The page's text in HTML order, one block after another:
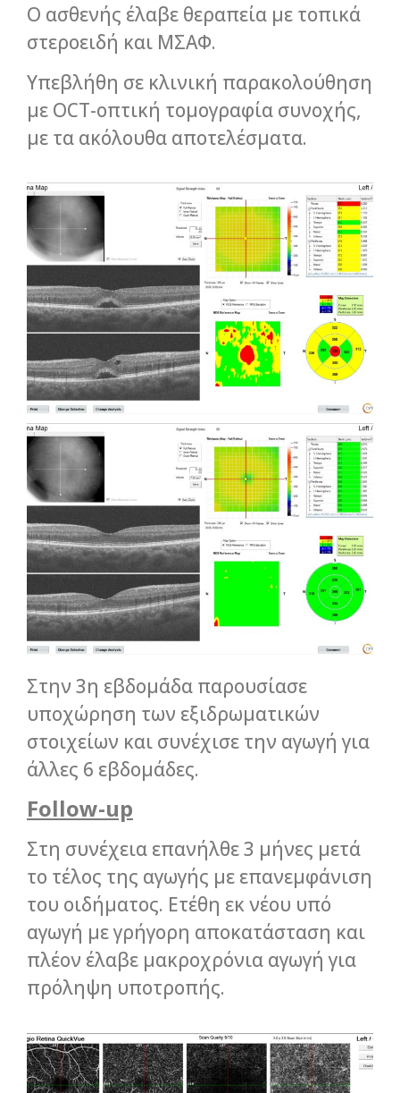
Ο ασθενής έλαβε θεραπεία με τοπικά
στεροειδή και ΜΣΑΦ.
Υπεβλήθη σε κλινική παρακολούθηση
με OCT-οπτική τομογραφία συνοχής,
με τα ακόλουθα αποτελέσματα.
Στην 3η εβδομάδα παρουσίασε
υποχώρηση των εξιδρωματικών
στοιχείων και συνέχισε την αγωγή για
άλλες 6 εβδομάδες.
Follow-up
Στη συνέχεια επανήλθε 3 μήνες μετά
το τέλος της αγωγής με επανεμφάνιση
του οιδήματος. Ετέθη εκ νέου υπό
αγωγή με γρήγορη αποκατάσταση και
πλέον έλαβε μακροχρόνια αγωγή για
πρόληψη υποτροπής.